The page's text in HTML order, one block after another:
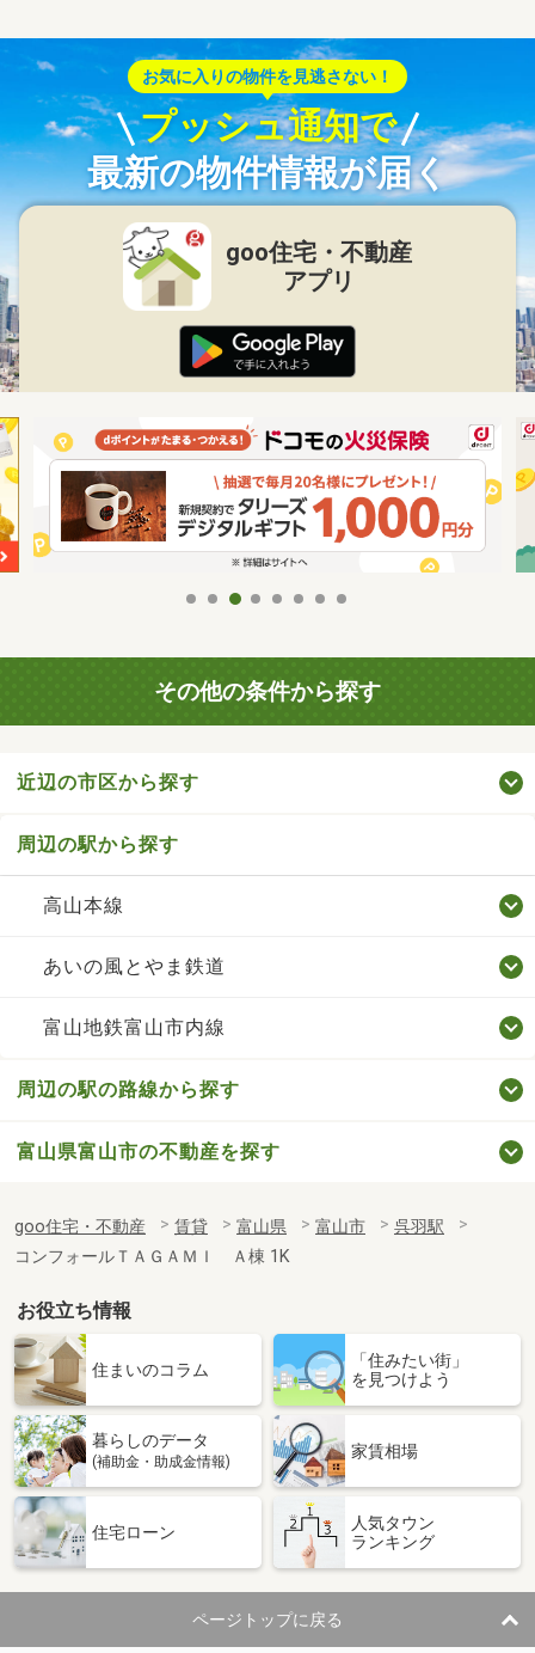
お気に入りの物件を見逃さない！
プッシュ通知で
最新の物件情報が届く
goo住宅・不動産
アプリ
その他の条件から探す
近辺の市区から探す
周辺の駅から探す
高山本線
あいの風とやま鉄道
富山地鉄富山市内線
周辺の駅の路線から探す
富山県富山市の不動産を探す
goo住宅・不動産 賃貸 富山県 富山市
呉羽駅
コンフォールＴＡＧＡＭＩ Ａ棟 1K
お役立ち情報
住まいのコラム
「住みたい街」
を見つけよう
暮らしのデータ
(補助金・助成金情報)
家賃相場
住宅ローン
人気タウン
ランキング
ページトップに戻る